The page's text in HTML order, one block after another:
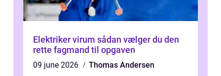
Elektriker virum sådan vælger du den
rette fagmand til opgaven
09 june 2026
Thomas Andersen